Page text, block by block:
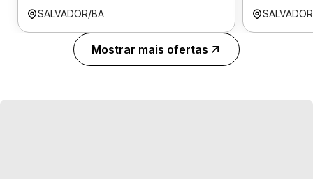
SALVADOR/BA
Mostrar mais ofertas